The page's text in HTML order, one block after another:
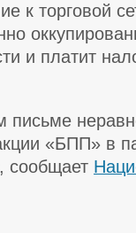
к торговой
и платит
письме
«БПП» в
сообщает